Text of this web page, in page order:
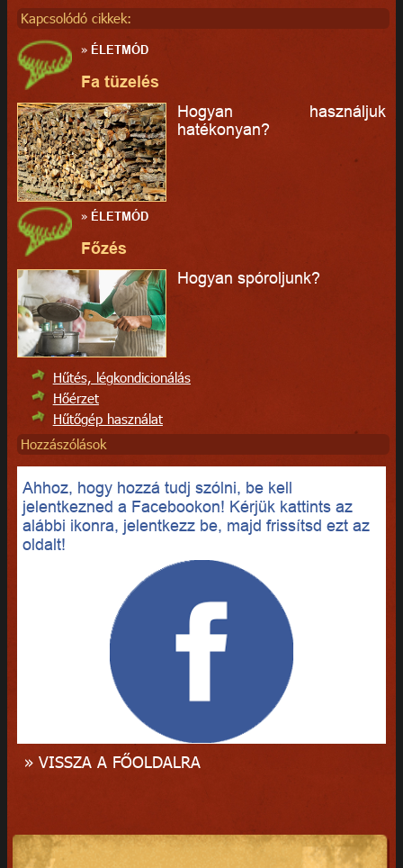
Kapcsolódó cikkek:
» ÉLETMÓD
Fa tüzelés
Hogyan használjuk
hatékonyan?
» ÉLETMÓD
Főzés
Hogyan spóroljunk?
Hűtés, légkondicionálás
Hőérzet
Hűtőgép használat
Hozzászólások
Ahhoz, hogy hozzá tudj szólni, be kell
jelentkezned a Facebookon! Kérjük kattints az
alábbi ikonra, jelentkezz be, majd frissítsd ezt az
oldalt!
» VISSZA A FŐOLDALRA